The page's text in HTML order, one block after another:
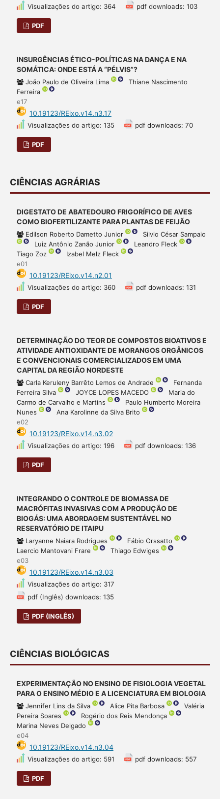
Visualizações do artigo: 364 pdf downloads: 103
PDF
INSURGÊNCIAS ÉTICO-POLÍTICAS NA DANÇA E NA
SOMÁTICA: ONDE ESTÁ A “PÉLVIS”?
João Paulo de Oliveira Lima
Thiane Nascimento
Ferreira
e17
10.19123/REixo.v14.n3.17
Visualizações do artigo: 135 pdf downloads: 70
PDF
CIÊNCIAS AGRÁRIAS
DIGESTATO DE ABATEDOURO FRIGORÍFICO DE AVES
COMO BIOFERTILIZANTE PARA PLANTAS DE FEIJÃO
Edilson Roberto Dametto Junior
Silvio César Sampaio
Luiz Antônio Zanão Junior
Leandro Fleck
Tiago Zoz
Izabel Melz Fleck
e01
10.19123/REixo.v14.n2.01
Visualizações do artigo: 360 pdf downloads: 131
PDF
DETERMINAÇÃO DO TEOR DE COMPOSTOS BIOATIVOS E
ATIVIDADE ANTIOXIDANTE DE MORANGOS ORGÂNICOS
E CONVENCIONAIS COMERCIALIZADOS EM UMA
CAPITAL DA REGIÃO NORDESTE
Carla Keruleny Barrêto Lemos de Andrade
Fernanda
Ferreira Silva
JOYCE LOPES MACEDO
Maria do
Carmo de Carvalho e Martins
Paulo Humberto Moreira
Nunes
Ana Karolinne da Silva Brito
e02
10.19123/REixo.v14.n3.02
Visualizações do artigo: 196 pdf downloads: 136
PDF
INTEGRANDO O CONTROLE DE BIOMASSA DE
MACRÓFITAS INVASIVAS COM A PRODUÇÃO DE
BIOGÁS: UMA ABORDAGEM SUSTENTÁVEL NO
RESERVATÓRIO DE ITAIPU
Laryanne Naiara Rodrigues
Fábio Orssatto
Laercio Mantovani Frare
Thiago Edwiges
e03
10.19123/REixo.v14.n3.03
Visualizações do artigo: 317
pdf (Inglês) downloads: 135
PDF (INGLÊS)
CIÊNCIAS BIOLÓGICAS
EXPERIMENTAÇÃO NO ENSINO DE FISIOLOGIA VEGETAL
PARA O ENSINO MÉDIO E A LICENCIATURA EM BIOLOGIA
Jennifer Lins da Silva Alice Pita Barbosa
Valéria
Pereira Soares
Rogério dos Reis Mendonça
Marina Neves Delgado
e04
10.19123/REixo.v14.n3.04
Visualizações do artigo: 591 pdf downloads: 557
PDF